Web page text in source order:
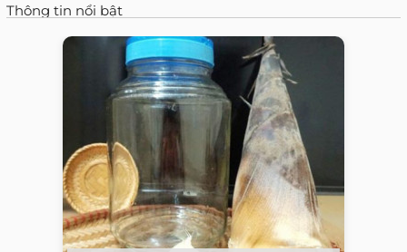
Thông tin nổi bật